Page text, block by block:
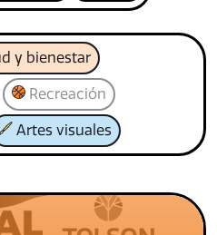
y bienestar
Recreación
Artes visuales